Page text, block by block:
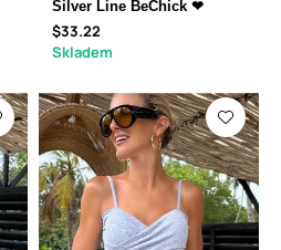
Silver Line BeChick ❤
$33.22
Skladem